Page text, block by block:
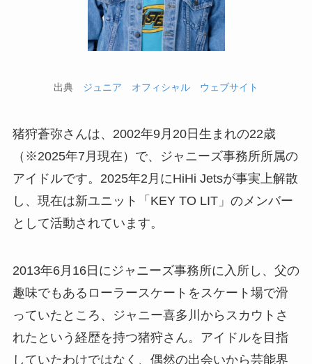
出典 ジュニア オフィシャル ウェブサイト
猪狩蒼弥さんは、2002年9月20日生まれの22歳
（※2025年7月現在）で、ジャニーズ事務所所属の
アイドルです。2025年2月にHiHi Jetsが事実上解散
し、現在は新ユニット「KEY TO LIT」のメンバー
として活動されています。
2013年6月16日にジャニーズ事務所に入所し、父の
趣味でもあるローラースケートをスケート場で滑
っていたところ、ジャニー喜多川からスカウトさ
れたという経歴を持つ猪狩さん。アイドルを目指
していたわけではなく、偶然の出会いから芸能界